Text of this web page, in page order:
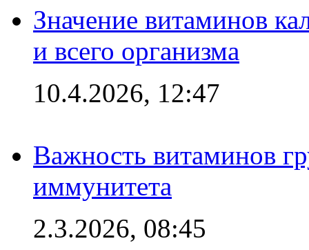
Значение витаминов
и всего организма
10.4.2026, 12:47
Важность витаминов
иммунитета
2.3.2026, 08:45